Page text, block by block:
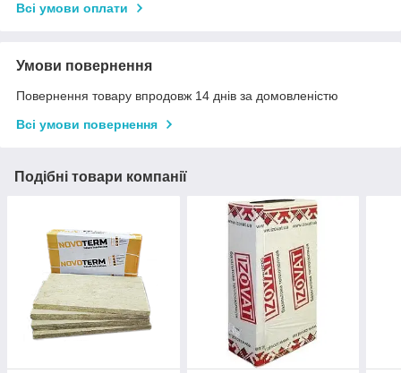
Всі умови оплати
Умови повернення
Повернення товару впродовж 14 днів за домовленістю
Всі умови повернення
Подібні товари компанії